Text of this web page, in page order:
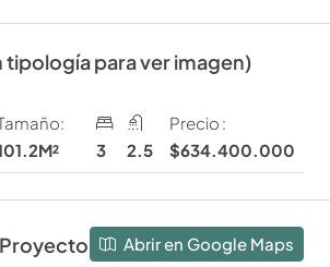
tipología para ver imagen)
3 2.5
Precio :
$634.400.000
Abrir en Google Maps